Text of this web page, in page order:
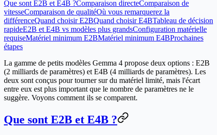
Que sont E2B et E4B ?Comparaison directeComparaison de
vitesseComparaison de qualitéOù vous remarquerez la
différenceQuand choisir E2BQuand choisir E4BTableau de décision
rapideE2B et E4B vs modèles plus grandsConfiguration matérielle
requiseMatériel minimum E2BMatériel minimum E4BProchaines
étapes
La gamme de petits modèles Gemma 4 propose deux options : E2B
(2 milliards de paramètres) et E4B (4 milliards de paramètres). Les
deux sont conçus pour tourner sur du matériel limité, mais l'écart
entre eux est plus important que le nombre de paramètres ne le
suggère. Voyons comment ils se comparent.
Que sont E2B et E4B ?